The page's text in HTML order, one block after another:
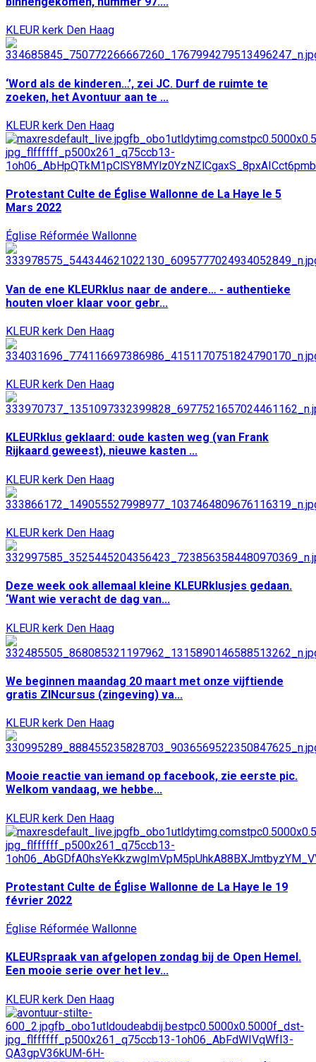
KLEUR kerk Den Haag
‘Word als de kinderen…’, zei JC. Durf de ruimte te
zoeken, het Avontuur aan te ...
KLEUR kerk Den Haag
Protestant Culte de Église Wallonne de La Haye le 5
Mars 2022
Église Réformée Wallonne
Van de ene KLEURklus naar de andere… - authentieke
houten vloer klaar voor gebr...
KLEUR kerk Den Haag
KLEUR kerk Den Haag
KLEURklus geklaard: oude kasten weg (van Frank
Rijkaard geweest), nieuwe kasten ...
KLEUR kerk Den Haag
KLEUR kerk Den Haag
Deze week ook allemaal kleine KLEURklusjes gedaan.
‘Want wie veracht de dag van...
KLEUR kerk Den Haag
We beginnen maandag 20 maart met onze vijftiende
gratis ZINcursus (zingeving) va...
KLEUR kerk Den Haag
Mooie reactie van iemand op facebook, zie eerste pic.
Welkom vandaag, we hebbe...
KLEUR kerk Den Haag
Protestant Culte de Église Wallonne de La Haye le 19
février 2022
Église Réformée Wallonne
KLEURspraak van afgelopen zondag bij de Open Hemel.
Een mooie serie over het lev...
KLEUR kerk Den Haag